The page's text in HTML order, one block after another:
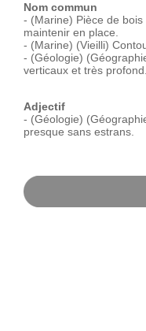
Nom commun
- (Marine) Pièce de bois
maintenir en place.
- (Marine) (Vieilli)
- (Géologie)
verticaux et très profond.
Adjectif
- (Géologie)
presque sans estrans.